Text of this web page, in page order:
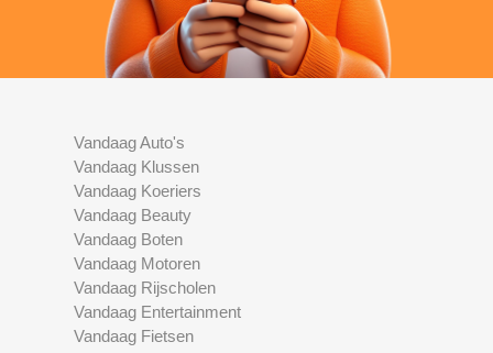
Vandaag Auto's
Vandaag Klussen
Vandaag Koeriers
Vandaag Beauty
Vandaag Boten
Vandaag Motoren
Vandaag Rijscholen
Vandaag Entertainment
Vandaag Fietsen